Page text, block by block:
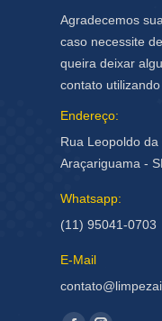
Agradecemos
caso necessite
queira deixar
contato
Endereço:
Rua Leopoldo
Araçariguama -
Whatsapp:
(11) 95041-0703
E-Mail